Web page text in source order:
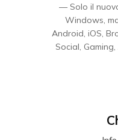
— Solo il
Windows,
Android, iOS,
Social,